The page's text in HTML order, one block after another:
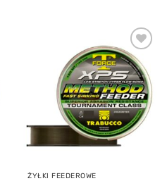
Add to
wishlist
ŻYŁKI FEEDEROWE